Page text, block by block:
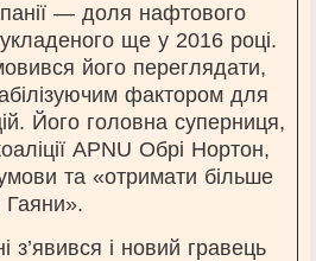
— доля нафтового
ще у 2016 році.
його переглядати,
фактором для
Його головна суперниця,
APNU Обрі Нортон,
та «отримати більше
з’явився і новий гравець